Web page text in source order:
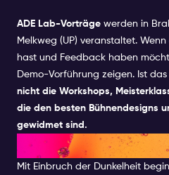
ADE Lab-Vorträge werden in
Melkweg (UP) veranstaltet.
hast und Feedback haben
Demo-Vorführung zeigen. Ist das
nicht die Workshops,
die den besten Bühnendesigns
gewidmet sind.
ADE NACHTS
Mit Einbruch der Dunkelheit